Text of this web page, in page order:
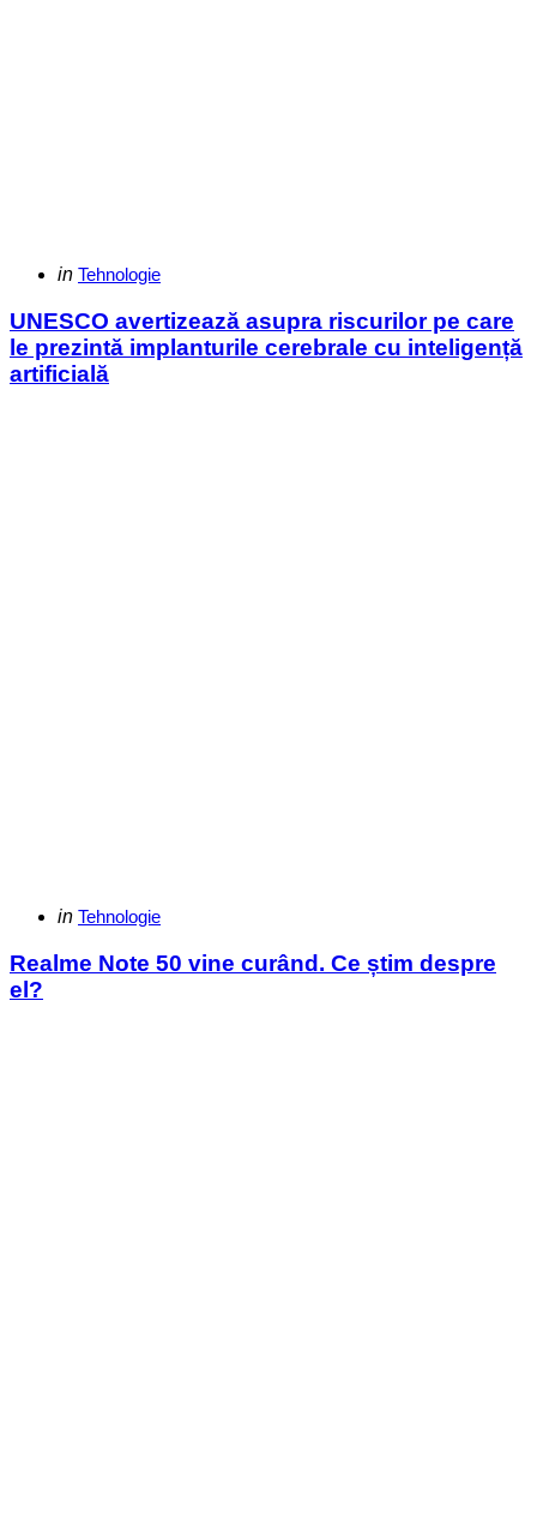
Categories
Posted
in Tehnologie
UNESCO avertizează asupra riscurilor pe care
le prezintă implanturile cerebrale cu inteligență
artificială
Categories
Posted
in Tehnologie
Realme Note 50 vine curând. Ce știm despre
el?